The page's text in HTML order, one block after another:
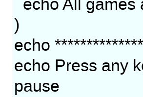
echo All games
)
echo
echo Press any
pause